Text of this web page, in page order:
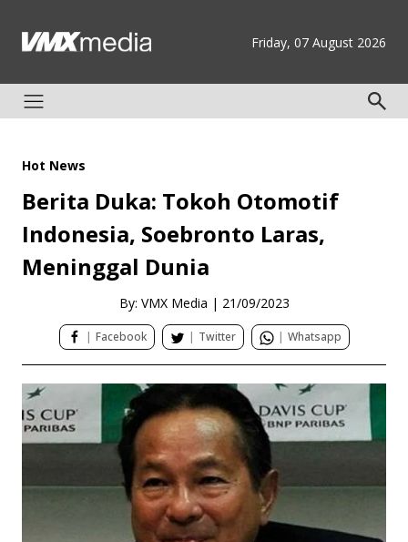
Friday, 07 August 2026
Hot News
Berita Duka: Tokoh Otomotif
Indonesia, Soebronto Laras,
Meninggal Dunia
By: VMX Media | 21/09/2023
| Facebook | Twitter | Whatsapp